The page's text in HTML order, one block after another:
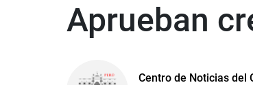
Aprueban
Centro de Noticias del